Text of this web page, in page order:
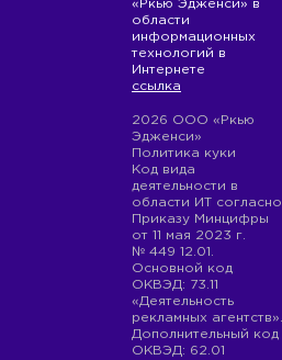
«Ркью Эдженси» в
области
информационных
технологий в
Интернете
ссылка
2026 ООО «Ркью
Эдженси»
Политика куки
Код вида
деятельности в
области ИТ согласно
Приказу Минцифры
от 11 мая 2023 г.
№ 449 12.01.
Основной код
ОКВЭД: 73.11
«Деятельность
рекламных агентств».
Дополнительный код
ОКВЭД: 62.01